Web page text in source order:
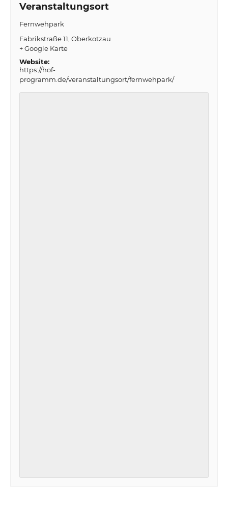
Veranstaltungsort
Fernwehpark
Fabrikstraße 11 Oberkotzau
+ Google Karte
Website:
https://hof-
programm.de/veranstaltungsort/fernwehpark/